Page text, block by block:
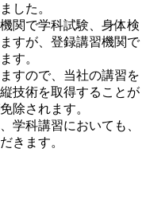
した。
関で学科試験、身体検
すが、登録講習機関で
す。
すので、当社の講習を
技術を取得することが
除されます。
学科講習においても、
きます。